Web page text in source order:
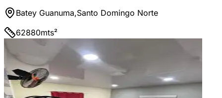
Batey Guanuma,Santo Domingo Norte
62880mts²